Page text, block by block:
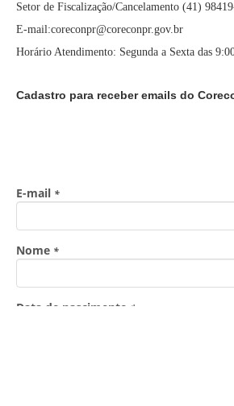
Setor de Fiscalização/Cancelamento (41)
E-mail:coreconpr@coreconpr.gov.br
Horário Atendimento: Segunda a Sexta das
Cadastro para receber emails do